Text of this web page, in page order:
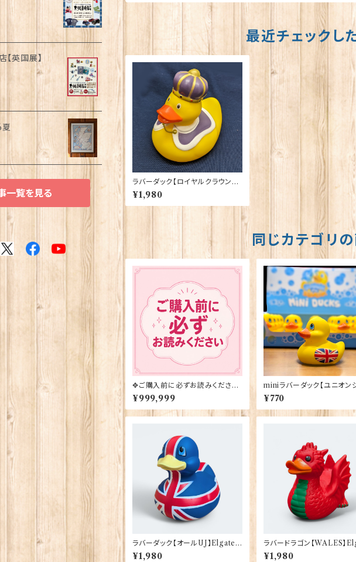
最近チェックし
ラバーダック【ロイヤルクラウン】E
lgate Products 90344
¥1,980
同じカテゴリ
✥ご購入前に必ずお読みください
✥
¥999,999
miniラバーダック【ユニオン
ク】Elgate Products
¥770
ラバーダック【オールUJ】Elgate
Products 90386
¥1,980
ラバードラゴン【WALES】
Products 90385
¥1,980
英国展】
一覧を見る